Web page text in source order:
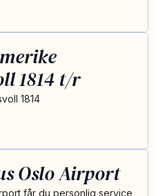
1814 t/r
1814
Oslo Airport
får du personlig service